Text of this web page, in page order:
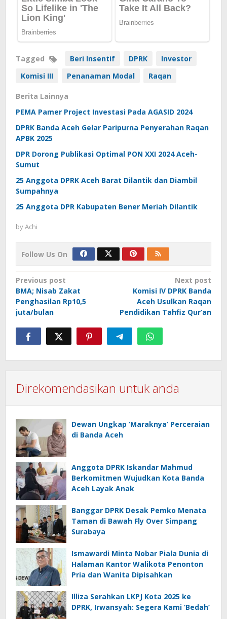
Tagged Beri Insentif DPRK
Investor
Komisi III
Penanaman Modal Raqan
Berita Lainnya
PEMA Pamer Project Investasi Pada AGASID 2024
DPRK Banda Aceh Gelar Paripurna Penyerahan Raqan
APBK 2025
DPR Dorong Publikasi Optimal PON XXI 2024 Aceh-
Sumut
25 Anggota DPRK Aceh Barat Dilantik dan Diambil
Sumpahnya
25 Anggota DPR Kabupaten Bener Meriah Dilantik
byAchi
Follow Us On
Post
navigation
Previous post
BMA; Nisab Zakat
Penghasilan Rp10,5
juta/bulan
Next post
Komisi IV DPRK Banda
Aceh Usulkan Raqan
Pendidikan Tahfiz Qur’an
Direkomendasikan untuk anda
Dewan Ungkap ‘Maraknya’ Perceraian
di Banda Aceh
Anggota DPRK Iskandar Mahmud
Berkomitmen Wujudkan Kota Banda
Aceh Layak Anak
Banggar DPRK Desak Pemko Menata
Taman di Bawah Fly Over Simpang
Surabaya
Ismawardi Minta Nobar Piala Dunia di
Halaman Kantor Walikota Penonton
Pria dan Wanita Dipisahkan
Illiza Serahkan LKPJ Kota 2025 ke
DPRK, Irwansyah: Segera Kami ‘Bedah’